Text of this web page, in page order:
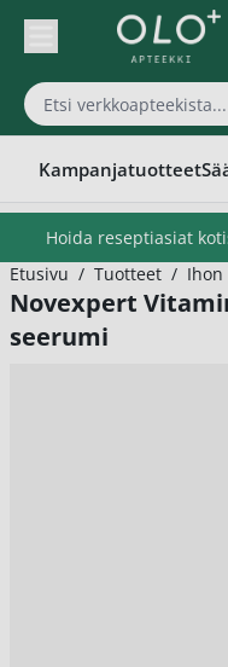
Skip to Content
Kampanjatuotteet
Hoida reseptiasiat
Etusivu / Tuotteet /
Novexpert
seerumi